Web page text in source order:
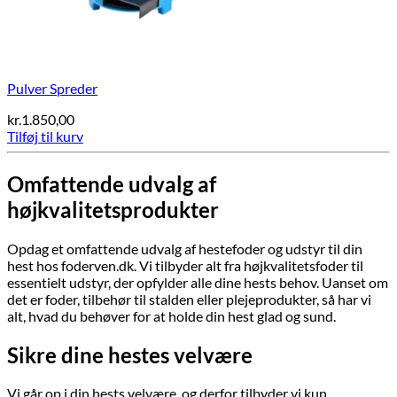
Pulver Spreder
kr.1.850,00
Tilføj til kurv
Omfattende udvalg af
højkvalitetsprodukter
Opdag et omfattende udvalg af hestefoder og udstyr til din
hest hos foderven.dk. Vi tilbyder alt fra højkvalitetsfoder til
essentielt udstyr, der opfylder alle dine hests behov. Uanset om
det er foder, tilbehør til stalden eller plejeprodukter, så har vi
alt, hvad du behøver for at holde din hest glad og sund.
Sikre dine hestes velvære
Vi går op i din hests velvære, og derfor tilbyder vi kun